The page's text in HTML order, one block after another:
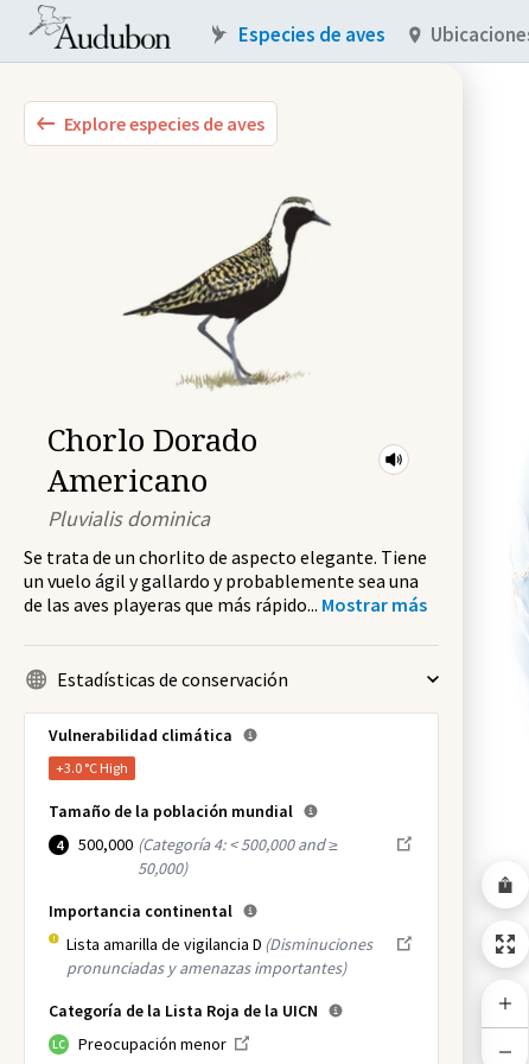
Explore especies de aves
Chorlo Dorado
Americano
Pluvialis dominica
Se trata de un chorlito de aspecto elegante. Tiene
un vuelo ágil y gallardo y probablemente sea una
de las aves playeras que más rápido... Mostrar más
Estadísticas de conservación
Vulnerabilidad climática
+3.0 °C High
Tamaño de la población mundial
4 500,000 (Categoría 4: < 500,000 and ≥
50,000)
Importancia continental
Lista amarilla de vigilancia D (Disminuciones
pronunciadas y amenazas importantes)
Categoría de la Lista Roja de la UICN
LC Preocupación menor
Especies de aves